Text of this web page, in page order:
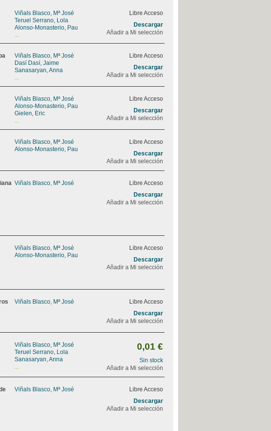
Viñals Blasco, Mª José
Teruel Serrano, Lola
Alonso-Monasterio, Pau
...
Libre Acceso
Descargar
Añadir a Mi selección
Viñals Blasco, Mª José
Dasí Dasí, Jaime
Sanasaryan, Anna
...
Libre Acceso
Descargar
Añadir a Mi selección
Viñals Blasco, Mª José
Alonso-Monasterio, Pau
Gielen, Eric
...
Libre Acceso
Descargar
Añadir a Mi selección
Viñals Blasco, Mª José
Alonso-Monasterio, Pau
Libre Acceso
Descargar
Añadir a Mi selección
Viñals Blasco, Mª José
Libre Acceso
Descargar
Añadir a Mi selección
Viñals Blasco, Mª José
Alonso-Monasterio, Pau
Libre Acceso
Descargar
Añadir a Mi selección
Viñals Blasco, Mª José
Libre Acceso
Descargar
Añadir a Mi selección
Viñals Blasco, Mª José
Teruel Serrano, Lola
Sanasaryan, Anna
...
0,01 €
Sin stock
Añadir a Mi selección
Viñals Blasco, Mª José
Libre Acceso
Descargar
Añadir a Mi selección